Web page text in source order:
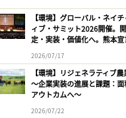
【環境】グローバル・ネイ
ィブ・サミット2026開催。
定・実装・価値化へ。熊本宣
2026/07/17
【環境】リジェネラティブ
〜企業実装の進展と課題：
アウトカムへ〜
2026/07/22